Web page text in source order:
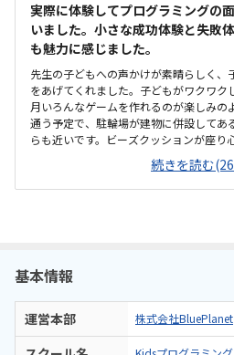
実際に体験してプログラミングの
いました。小さな成功体験と失敗
も魅力に感じました。
先生の子どもへの声かけが素晴らしく、
をあげてくれました。子どもがワクワク
月いろんなゲームを作れるのが楽しみの
通う予定で、駐輪場が建物に併設してあ
らも近いです。ビーズクッションが座り
いて取り組めるお部屋づくりでした。他
はありますが、別のプログラミング教室
金設定です。ゲームを自分で作り上げれ
続きを読む
基本情報
運営本部 株式会社BluePlanet